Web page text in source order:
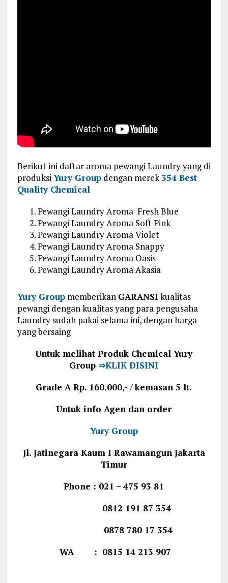
Berikut ini daftar aroma pewangi Laundry yang di
produksiYury Groupdengan merek354 Best
Quality Chemical
Pewangi Laundry Aroma Fresh Blue
Pewangi Laundry Aroma Soft Pink
Pewangi Laundry Aroma Violet
Pewangi Laundry Aroma Snappy
Pewangi Laundry Aroma Oasis
Pewangi Laundry Aroma Akasia
Yury Groupmemberikan GARANSI kualitas
pewangi dengan kualitas yang para pengusaha
Laundry sudah pakai selama ini, dengan harga
yang bersaing
Untuk melihat Produk Chemical Yury
Group ⇒KLIK DISINI
Grade ARp. 160.000,- /kemasan 5 lt.
Untuk info Agen dan order
Yury Group
Jl. Jatinegara Kaum I Rawamangun Jakarta
Timur
Phone : 021 – 475 93 81
0812 191 87 354
0878 780 17 354
WA : 0815 14 213 907